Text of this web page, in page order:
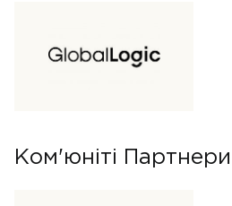
Ком'юніті Партнери